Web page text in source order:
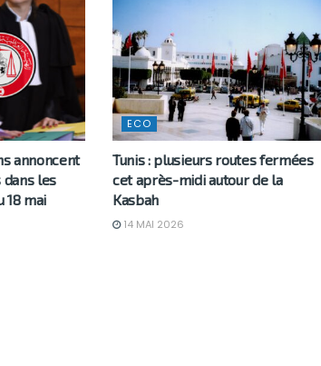
annoncent
dans les
18 mai
ECO
Tunis : plusieurs routes fermées
cet après-midi autour de la
Kasbah
14 MAI 2026